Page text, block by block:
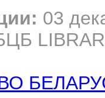
03